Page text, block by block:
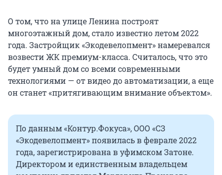
О том, что на улице Ленина построят
многоэтажный дом, стало известно летом 2022
года. Застройщик «Экодевелопмент» намеревался
возвести ЖК премиум-класса. Считалось, что это
будет умный дом со всеми современными
технологиями — от видео до автоматизации, а еще
он станет «притягивающим внимание объектом».
По данным «Контур.Фокуса», ООО «СЗ
«Экодевелопмент» появилась в феврале 2022
года, зарегистрирована в уфимском Затоне.
Директором и единственным владельцем